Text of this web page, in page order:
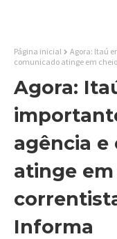
Página inicial
Agora: Itaú
comunicado atinge em
Agora:
agência e
atinge
Informa